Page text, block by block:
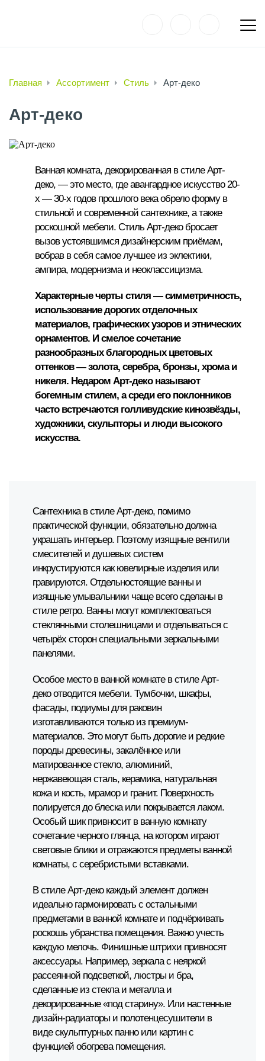
Главная Ассортимент Стиль Арт-деко
Арт-деко
Ванная комната, декорированная в стиле Арт-
деко, — это место, где авангардное искусство 20-
х — 30-х годов прошлого века обрело форму в
стильной и современной сантехнике, а также
роскошной мебели. Стиль Арт-деко бросает
вызов устоявшимся дизайнерским приёмам,
вобрав в себя самое лучшее из эклектики,
ампира, модернизма и неоклассицизма.
Характерные черты стиля — симметричность,
использование дорогих отделочных
материалов, графических узоров и этнических
орнаментов. И смелое сочетание
разнообразных благородных цветовых
оттенков — золота, серебра, бронзы, хрома и
никеля. Недаром Арт-деко называют
богемным стилем, а среди его поклонников
часто встречаются голливудские кинозвёзды,
художники, скульпторы и люди высокого
искусства.
Сантехника в стиле Арт-деко, помимо
практической функции, обязательно должна
украшать интерьер. Поэтому изящные вентили
смесителей и душевых систем
инкрустируются как ювелирные изделия или
гравируются. Отдельностоящие ванны и
изящные умывальники чаще всего сделаны в
стиле ретро. Ванны могут комплектоваться
стеклянными столешницами и отделываться с
четырёх сторон специальными зеркальными
панелями.
Особое место в ванной комнате в стиле Арт-
деко отводится мебели. Тумбочки, шкафы,
фасады, подиумы для раковин
изготавливаются только из премиум-
материалов. Это могут быть дорогие и редкие
породы древесины, закалённое или
матированное стекло, алюминий,
нержавеющая сталь, керамика, натуральная
кожа и кость, мрамор и гранит. Поверхность
полируется до блеска или покрывается лаком.
Особый шик привносит в ванную комнату
сочетание черного глянца, на котором играют
световые блики и отражаются предметы ванной
комнаты, с серебристыми вставками.
В стиле Арт-деко каждый элемент должен
идеально гармонировать с остальными
предметами в ванной комнате и подчёркивать
роскошь убранства помещения. Важно учесть
каждую мелочь. Финишные штрихи привносят
аксессуары. Например, зеркала с неяркой
рассеянной подсветкой, люстры и бра,
сделанные из стекла и металла и
декорированные «под старину». Или настенные
дизайн-радиаторы и полотенцесушители в
виде скульптурных панно или картин с
функцией обогрева помещения.